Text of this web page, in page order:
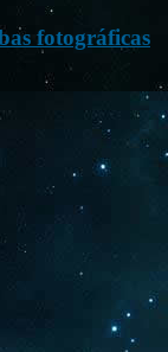
fotográficas